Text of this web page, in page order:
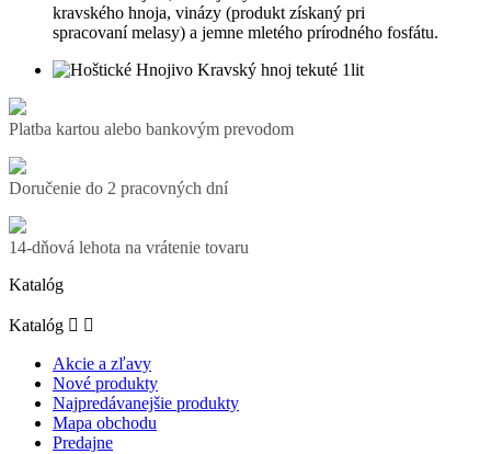
kravského hnoja, vinázy (produkt získaný pri
spracovaní melasy) a jemne mletého prírodného fosfátu.
Platba kartou alebo bankovým prevodom
Doručenie do 2 pracovných dní
14-dňová lehota na vrátenie tovaru
Katalóg
Katalóg  
Akcie a zľavy
Nové produkty
Najpredávanejšie produkty
Mapa obchodu
Predajne